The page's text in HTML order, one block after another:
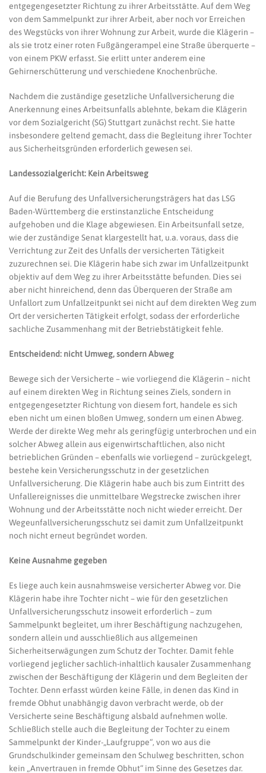
entgegengesetzter Richtung zu ihrer Arbeitsstätte. Auf dem Weg
von dem Sammelpunkt zur ihrer Arbeit, aber noch vor Erreichen
des Wegstücks von ihrer Wohnung zur Arbeit, wurde die Klägerin –
als sie trotz einer roten Fußgängerampel eine Straße überquerte –
von einem PKW erfasst. Sie erlitt unter anderem eine
Gehirnerschütterung und verschiedene Knochenbrüche.
Nachdem die zuständige gesetzliche Unfallversicherung die
Anerkennung eines Arbeitsunfalls ablehnte, bekam die Klägerin
vor dem Sozialgericht (SG) Stuttgart zunächst recht. Sie hatte
insbesondere geltend gemacht, dass die Begleitung ihrer Tochter
aus Sicherheitsgründen erforderlich gewesen sei.
Landessozialgericht: Kein Arbeitsweg
Auf die Berufung des Unfallversicherungsträgers hat das LSG
Baden-Württemberg die erstinstanzliche Entscheidung
aufgehoben und die Klage abgewiesen. Ein Arbeitsunfall setze,
wie der zuständige Senat klargestellt hat, u.a. voraus, dass die
Verrichtung zur Zeit des Unfalls der versicherten Tätigkeit
zuzurechnen sei. Die Klägerin habe sich zwar im Unfallzeitpunkt
objektiv auf dem Weg zu ihrer Arbeitsstätte befunden. Dies sei
aber nicht hinreichend, denn das Überqueren der Straße am
Unfallort zum Unfallzeitpunkt sei nicht auf dem direkten Weg zum
Ort der versicherten Tätigkeit erfolgt, sodass der erforderliche
sachliche Zusammenhang mit der Betriebstätigkeit fehle.
Entscheidend: nicht Umweg, sondern Abweg
Bewege sich der Versicherte – wie vorliegend die Klägerin – nicht
auf einem direkten Weg in Richtung seines Ziels, sondern in
entgegengesetzter Richtung von diesem fort, handele es sich
eben nicht um einen bloßen Umweg, sondern um einen Abweg.
Werde der direkte Weg mehr als geringfügig unterbrochen und ein
solcher Abweg allein aus eigenwirtschaftlichen, also nicht
betrieblichen Gründen – ebenfalls wie vorliegend – zurückgelegt,
bestehe kein Versicherungsschutz in der gesetzlichen
Unfallversicherung. Die Klägerin habe auch bis zum Eintritt des
Unfallereignisses die unmittelbare Wegstrecke zwischen ihrer
Wohnung und der Arbeitsstätte noch nicht wieder erreicht. Der
Wegeunfallversicherungsschutz sei damit zum Unfallzeitpunkt
noch nicht erneut begründet worden.
Keine Ausnahme gegeben
Es liege auch kein ausnahmsweise versicherter Abweg vor. Die
Klägerin habe ihre Tochter nicht – wie für den gesetzlichen
Unfallversicherungsschutz insoweit erforderlich – zum
Sammelpunkt begleitet, um ihrer Beschäftigung nachzugehen,
sondern allein und ausschließlich aus allgemeinen
Sicherheitserwägungen zum Schutz der Tochter. Damit fehle
vorliegend jeglicher sachlich-inhaltlich kausaler Zusammenhang
zwischen der Beschäftigung der Klägerin und dem Begleiten der
Tochter. Denn erfasst würden keine Fälle, in denen das Kind in
fremde Obhut unabhängig davon verbracht werde, ob der
Versicherte seine Beschäftigung alsbald aufnehmen wolle.
Schließlich stelle auch die Begleitung der Tochter zu einem
Sammelpunkt der Kinder-„Laufgruppe“, von wo aus die
Grundschulkinder gemeinsam den Schulweg beschritten, schon
kein „Anvertrauen in fremde Obhut“ im Sinne des Gesetzes dar.